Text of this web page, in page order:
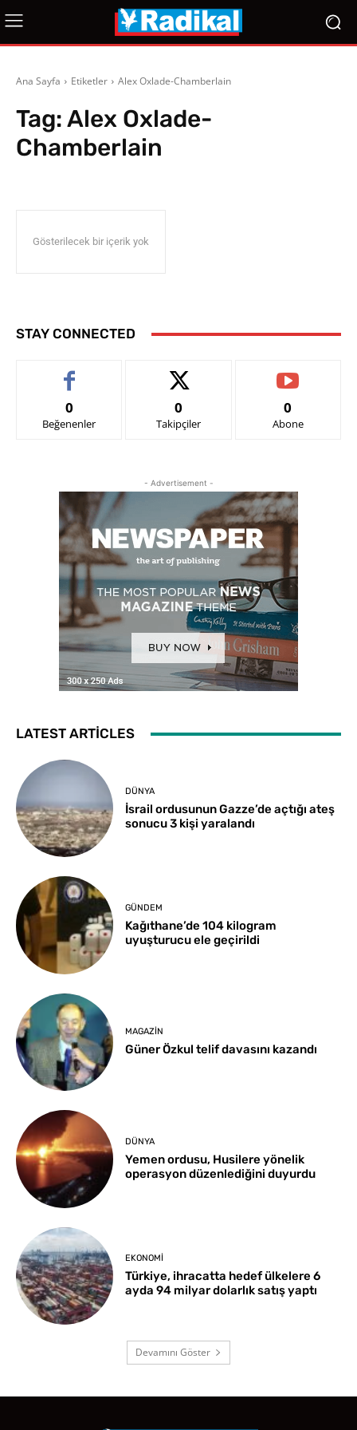
Ana Sayfa Etiketler Alex Oxlade-Chamberlain
Tag:Alex Oxlade-
Chamberlain
Gösterilecek bir içerik yok
STAY CONNECTED
0
Beğenenler
0
Takipçiler
0
Abone
- Advertisement -
LATEST ARTICLES
DÜNYA
İsrail ordusunun Gazze’de açtığı ateş
sonucu 3 kişi yaralandı
GÜNDEM
Kağıthane’de 104 kilogram
uyuşturucu ele geçirildi
MAGAZIN
Güner Özkul telif davasını kazandı
DÜNYA
Yemen ordusu, Husilere yönelik
operasyon düzenlediğini duyurdu
EKONOMI
Türkiye, ihracatta hedef ülkelere 6
ayda 94 milyar dolarlık satış yaptı
Devamını Göster